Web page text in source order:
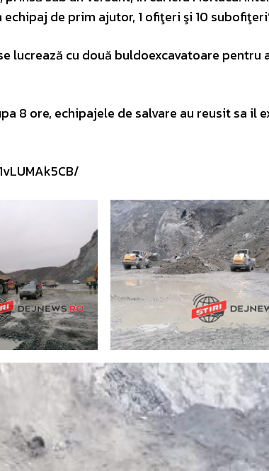
de prim ajutor, 1 ofiţeri şi 10
lucrează cu două buldoexcavatoare
8 ore, echipajele de salvare au reusit sa